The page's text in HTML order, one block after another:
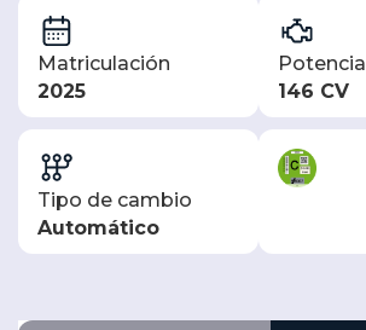
Matriculación
2025
Potencia
146 CV
Tipo de cambio
Automático